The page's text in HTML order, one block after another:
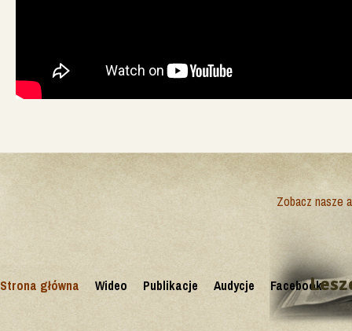
Strona główna Wideo Publikacje Audycje Facebook
Zobacz nasze